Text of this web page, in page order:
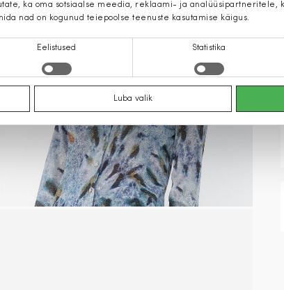
ka oma sotsiaalse meedia, reklaami- ja analüüsipartneritele,
nad on kogunud teiepoolse teenuste kasutamise käigus.
Eelistused Statistika
Luba valik